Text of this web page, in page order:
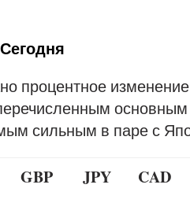
процентное
сильным в паре с
GBP JPY CAD